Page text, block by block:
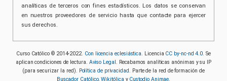
analíticas de terceros con fines estadísticos. Los datos se conservan
en nuestros proveedores de servicio hasta que contacte para ejercer
sus derechos.
Curso Católico © 2014-2022. Con licencia eclesiástica . Licencia CC by-nc-nd 4.0 . Se
aplican condiciones de lectura. Aviso Legal . Recabamos analíticas anónimas y su IP
(para securizar la red).
Política de privacidad . Parte de la red de formación de
Buscador Católico,Wikitólica y Custodio Animae